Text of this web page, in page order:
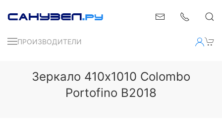
ПРОИЗВОДИТЕЛИ
Зеркало 410x1010 Colombo
Portofino B2018